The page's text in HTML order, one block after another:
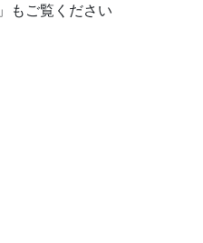
」もご覧ください